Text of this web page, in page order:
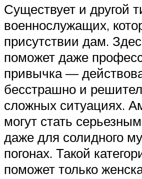
Существует и другой
военнослужащих,
присутствии дам.
поможет даже
привычка —
бесстрашно и
сложных ситуациях.
могут стать
даже для солидного
погонах. Такой
поможет только